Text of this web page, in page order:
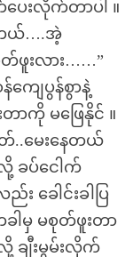
ေးလိုက်တာပါ ။
တယ်….အဲ့
ဖူးလား……”
ကျေပွန်စွာနဲ့
ာကို မဖြေနိုင် ။
..မေးနေတယ်
ခပ်ငေါက်
း ခေါင်းခါပြ
ါမှ မစုတ်ဖူးတာ
ချီးမွမ်းလိုက်